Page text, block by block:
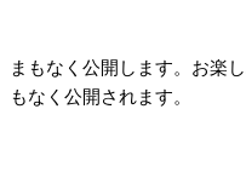
まもなく公開します。お楽
もなく公開されます。